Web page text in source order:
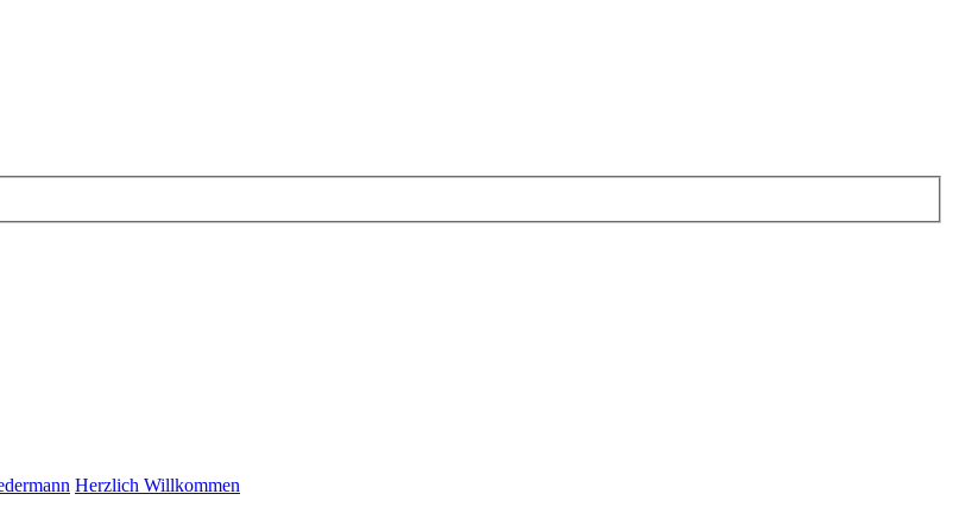
Herzlich Willkommen